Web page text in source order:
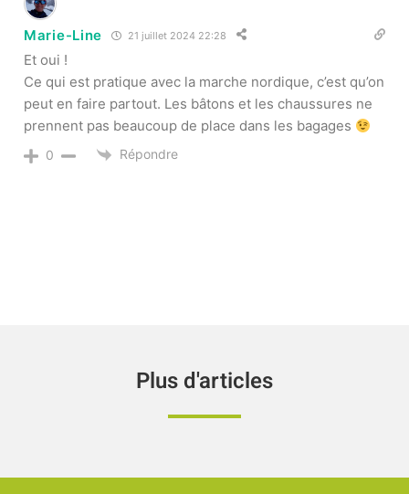
Marie-Line 21 juillet 2024 22:28
Et oui !
Ce qui est pratique avec la marche nordique, c’est qu’on
peut en faire partout. Les bâtons et les chaussures ne
prennent pas beaucoup de place dans les bagages
0 Répondre
Plus d'articles